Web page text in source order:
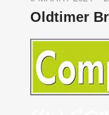
Oldtimer